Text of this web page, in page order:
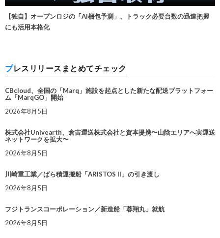
【独自】オープンロジの「AI梱包予測」、トラック必要台数の迅速把握
にも活用本格化
プレスリリースまとめてチェック
CBcloud、全国の「Marq」施設を起点とした新たな配送プラットフォー
ム「MarqGO」開始
2026年8月5日
株式会社Univearth、倉吉運送株式会社と資本提携〜山陰エリアへ実運送
ネットワークを拡大〜
2026年8月5日
川崎重工業／ばら積運搬船「ARISTOS II」の引き渡し
2026年8月5日
フジトランスコーポレーション／新造船「蓉翔丸」就航
2026年8月5日